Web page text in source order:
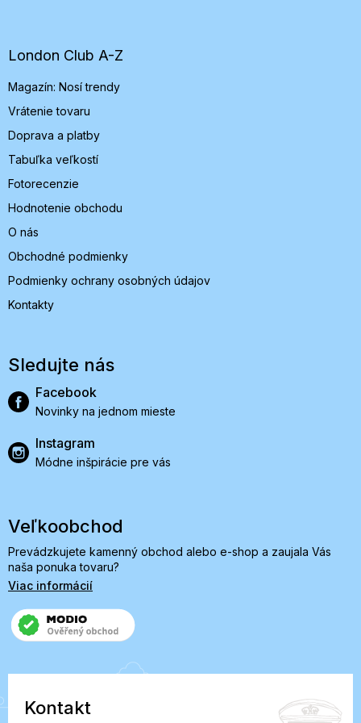
e
London Club A-Z
Magazín: Nosí trendy
Vrátenie tovaru
Doprava a platby
Tabuľka veľkostí
Fotorecenzie
Hodnotenie obchodu
O nás
Obchodné podmienky
Podmienky ochrany osobných údajov
Kontakty
Sledujte nás
Facebook
Novinky na jednom mieste
Instagram
Módne inšpirácie pre vás
Veľkoobchod
Prevádzkujete kamenný obchod alebo e-shop a zaujala Vás
naša ponuka tovaru?
Viac informácií
Kontakt